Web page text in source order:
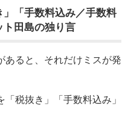
「手数料込み／手数料
ト田島の独り言
あると、それだけミスが発
「税抜き」「手数料込み」